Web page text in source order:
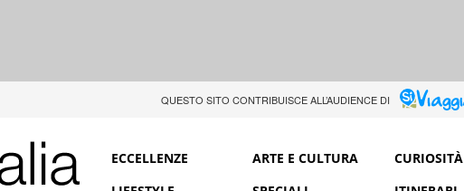
QUESTO SITO CONTRIBUISCE ALL’AUDIENCE DI
ECCELLENZE ARTE E CULTURA CURIOSITÀ